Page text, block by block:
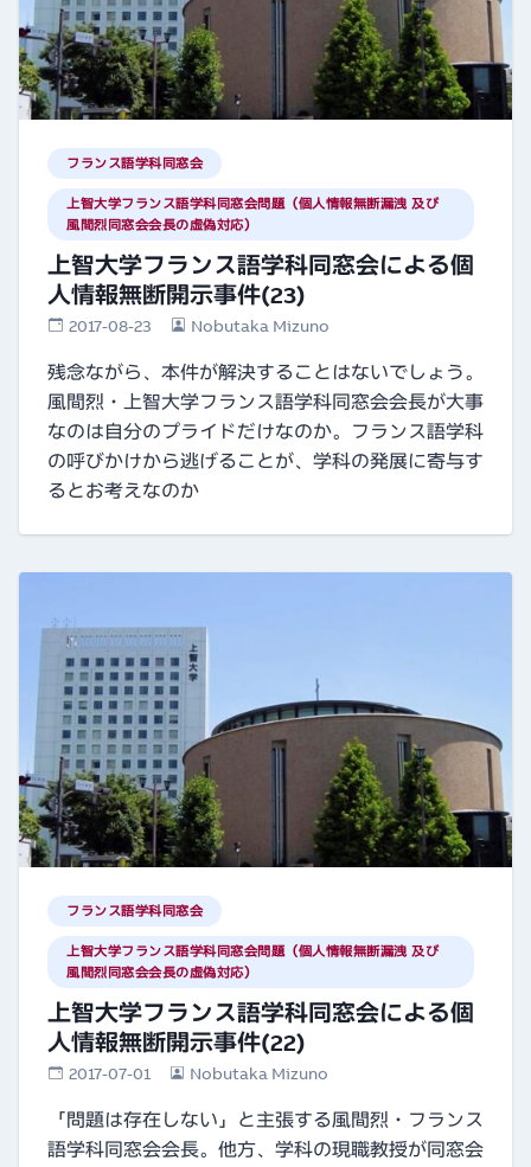
フランス語学科同窓会
上智大学フランス語学科同窓会問題（個人情報無断漏洩 及び
風間烈同窓会会長の虚偽対応）
上智大学フランス語学科同窓会による個
人情報無断開示事件(23)
2017-08-23 Nobutaka Mizuno
残念ながら、本件が解決することはないでしょう。
風間烈・上智大学フランス語学科同窓会会長が大事
なのは自分のプライドだけなのか。フランス語学科
の呼びかけから逃げることが、学科の発展に寄与す
るとお考えなのか
フランス語学科同窓会
上智大学フランス語学科同窓会問題（個人情報無断漏洩 及び
風間烈同窓会会長の虚偽対応）
上智大学フランス語学科同窓会による個
人情報無断開示事件(22)
2017-07-01 Nobutaka Mizuno
「問題は存在しない」と主張する風間烈・フランス
語学科同窓会会長。他方、学科の現職教授が同窓会